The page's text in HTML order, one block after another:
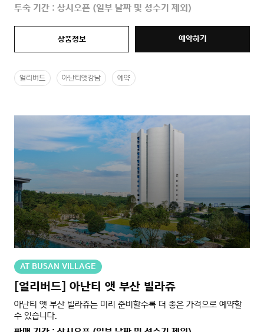
투숙 기간 : 상시오픈 (일부 날짜 및 성수기 제외)
상품정보 예약하기
얼리버드 아난티앳강남 예약
AT BUSAN VILLAGE
[얼리버드] 아난티 앳 부산 빌라쥬
아난티 앳 부산 빌라쥬는 미리 준비할수록 더 좋은 가격으로 예약할
수 있습니다.